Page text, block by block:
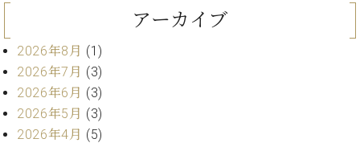
タ
イ
ン
ン
サ
ン・
シ
ュ
ー
レ
ス
ン
イ
ベ
ン
シュ
ーレ
音楽
教室
お
問
合
せ
アーカイブ
2026年8月 (1)
2026年7月 (3)
2026年6月 (3)
2026年5月 (3)
2026年4月 (5)